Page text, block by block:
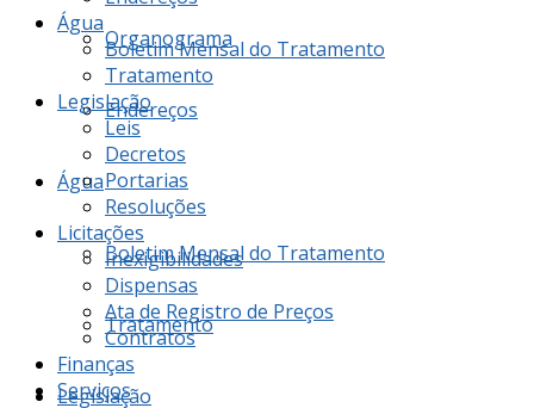
Organograma
Endereços
Água
Boletim Mensal do Tratamento
Tratamento
Legislação
Água
Boletim Mensal do Tratamento
Tratamento
Legislação
Leis
Decretos
Portarias
Resoluções
Licitações
Inexigibilidades
Dispensas
Ata de Registro de Preços
Contratos
Finanças
Serviços